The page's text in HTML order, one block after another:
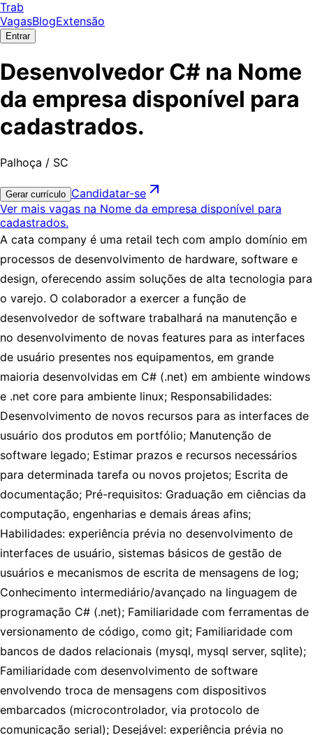
Trab
VagasBlogExtensão
Entrar
Desenvolvedor C# na Nome
da empresa disponível para
cadastrados.
Palhoça / SC
Gerar currículo Candidatar-se
Ver mais vagas na Nome da empresa disponível para
cadastrados.
A cata company é uma retail tech com amplo domínio em
processos de desenvolvimento de hardware, software e
design, oferecendo assim soluções de alta tecnologia para
o varejo. O colaborador a exercer a função de
desenvolvedor de software trabalhará na manutenção e
no desenvolvimento de novas features para as interfaces
de usuário presentes nos equipamentos, em grande
maioria desenvolvidas em C# (.net) em ambiente windows
e .net core para ambiente linux; Responsabilidades:
Desenvolvimento de novos recursos para as interfaces de
usuário dos produtos em portfólio; Manutenção de
software legado; Estimar prazos e recursos necessários
para determinada tarefa ou novos projetos; Escrita de
documentação; Pré-requisitos: Graduação em ciências da
computação, engenharias e demais áreas afins;
Habilidades: experiência prévia no desenvolvimento de
interfaces de usuário, sistemas básicos de gestão de
usuários e mecanismos de escrita de mensagens de log;
Conhecimento intermediário/avançado na linguagem de
programação C# (.net); Familiaridade com ferramentas de
versionamento de código, como git; Familiaridade com
bancos de dados relacionais (mysql, mysql server, sqlite);
Familiaridade com desenvolvimento de software
envolvendo troca de mensagens com dispositivos
embarcados (microcontrolador, via protocolo de
comunicação serial); Desejável: experiência prévia no